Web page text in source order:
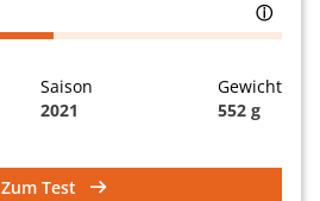
ⓘ
Saison
2021
Gewicht
552 g
Zum Test